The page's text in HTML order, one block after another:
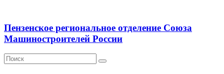
Пензенское региональное отделение Союза
Машиностроителей России